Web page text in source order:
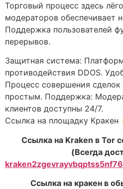
Торговый процесс здесь
модераторов обеспечивает
Поддержка пользователей
перерывов.
Защитная система:
противодействия DDOS.
Процесс совершения
простым. Поддержка:
клиентов доступны 24/7.
Ссылка на площадку Кракен
Ссылка на Kraken в
(Всегда
Ссылка на кракен в